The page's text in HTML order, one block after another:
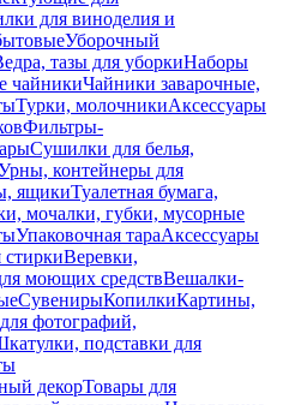
для виноделия и
Уборочный
тазы для уборкиНаборы
чайникиЧайники заварочные,
Турки, молочникиАксессуары
Фильтры-
Сушилки для белья,
контейнеры для
ящикиТуалетная бумага,
мочалки, губки, мусорные
Упаковочная тараАксессуары
стиркиВеревки,
моющих средствВешалки-
СувенирыКопилкиКартины,
фотографий,
подставки для
декорТовары для